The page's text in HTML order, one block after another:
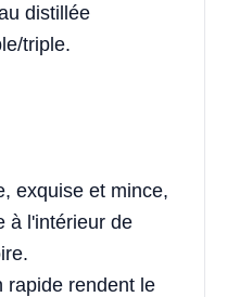
distillée
triple.
exquise et mince,
à l'intérieur de
rapide rendent le